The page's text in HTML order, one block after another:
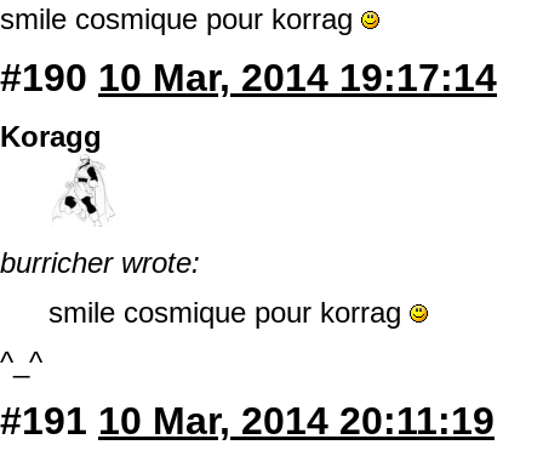
smile cosmique pour korrag
#190 10 Mar, 2014 19:17:14
Koragg
burricher wrote:
smile cosmique pour korrag
^_^
#191 10 Mar, 2014 20:11:19